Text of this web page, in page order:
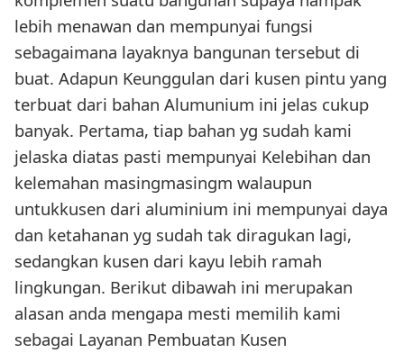
lebih menawan dan mempunyai fungsi
sebagaimana layaknya bangunan tersebut di
buat. Adapun Keunggulan dari kusen pintu yang
terbuat dari bahan Alumunium ini jelas cukup
banyak. Pertama, tiap bahan yg sudah kami
jelaska diatas pasti mempunyai Kelebihan dan
kelemahan masingmasingm walaupun
untukkusen dari aluminium ini mempunyai daya
dan ketahanan yg sudah tak diragukan lagi,
sedangkan kusen dari kayu lebih ramah
lingkungan. Berikut dibawah ini merupakan
alasan anda mengapa mesti memilih kami
sebagai Layanan Pembuatan Kusen